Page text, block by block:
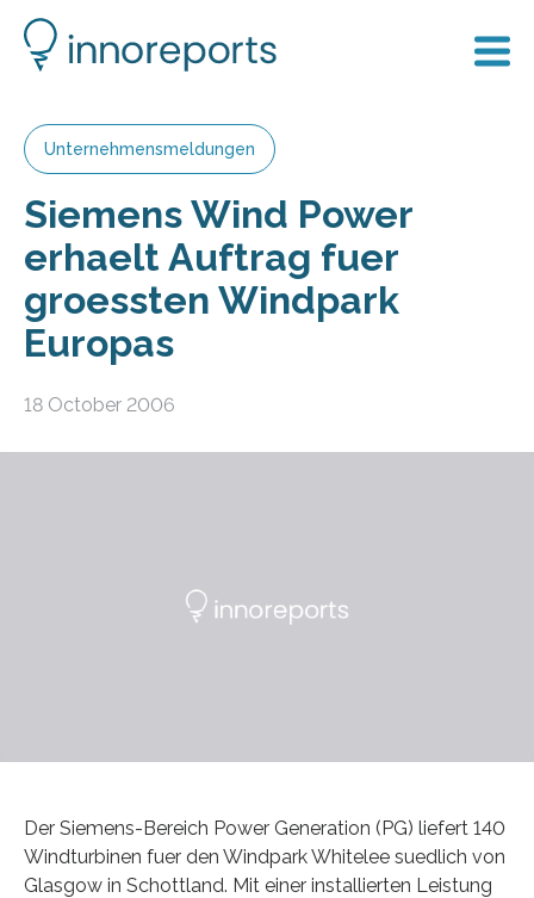
Unternehmensmeldungen
Siemens Wind Power
erhaelt Auftrag fuer
groessten Windpark
Europas
18 October 2006
Der Siemens-Bereich Power Generation (PG) liefert 140
Windturbinen fuer den Windpark Whitelee suedlich von
Glasgow in Schottland. Mit einer installierten Leistung